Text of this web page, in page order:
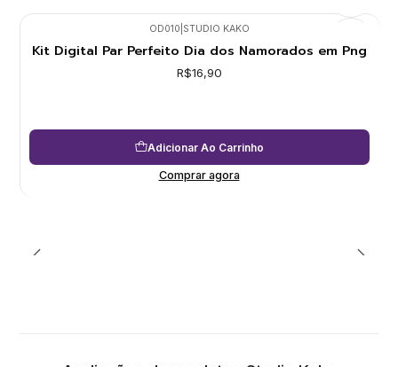
OD010 STUDIO KAKO
Kit Digital Par Perfeito Dia dos Namorados em Png
R$16,90
Adicionar Ao Carrinho
Comprar agora